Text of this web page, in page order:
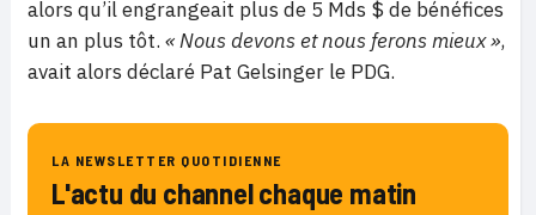
alors qu’il engrangeait plus de 5 Mds $ de bénéfices
un an plus tôt. « Nous devons et nous ferons mieux »,
avait alors déclaré Pat Gelsinger le PDG.
LA NEWSLETTER QUOTIDIENNE
L'actu du channel chaque matin